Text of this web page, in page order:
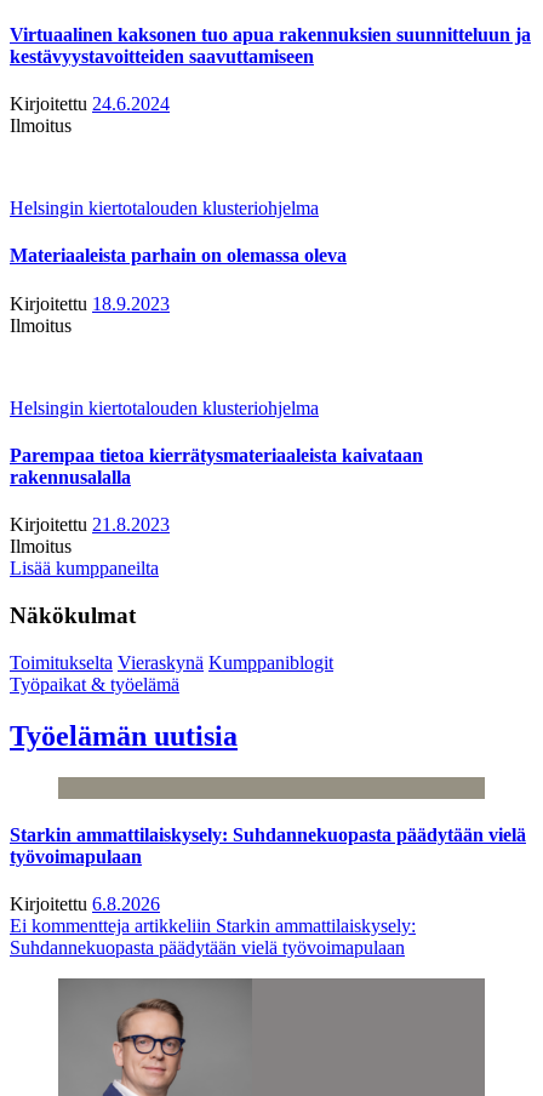
Virtuaalinen kaksonen tuo apua rakennuksien suunnitteluun ja
kestävyystavoitteiden saavuttamiseen
Kirjoitettu 24.6.2024
Ilmoitus
Helsingin kiertotalouden klusteriohjelma
Materiaaleista parhain on olemassa oleva
Kirjoitettu 18.9.2023
Ilmoitus
Helsingin kiertotalouden klusteriohjelma
Parempaa tietoa kierrätysmateriaaleista kaivataan
rakennusalalla
Kirjoitettu 21.8.2023
Ilmoitus
Lisää kumppaneilta
Näkökulmat
Toimitukselta Vieraskynä Kumppaniblogit
Työpaikat & työelämä
Työelämän uutisia
Starkin ammattilaiskysely: Suhdannekuopasta päädytään vielä
työvoimapulaan
Kirjoitettu 6.8.2026
Ei kommentteja artikkeliin Starkin ammattilaiskysely:
Suhdannekuopasta päädytään vielä työvoimapulaan